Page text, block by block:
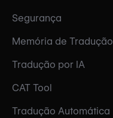
Segurança
Memória de Tradução
Tradução por IA
CAT Tool
Tradução Automática